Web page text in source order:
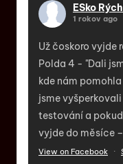
ESko
1 rokov ago
Už čoskoro vyjde
Polda 4 - "Dali
kde nám
jsme
testování a
vyjde do měsíce
View on Facebook ·